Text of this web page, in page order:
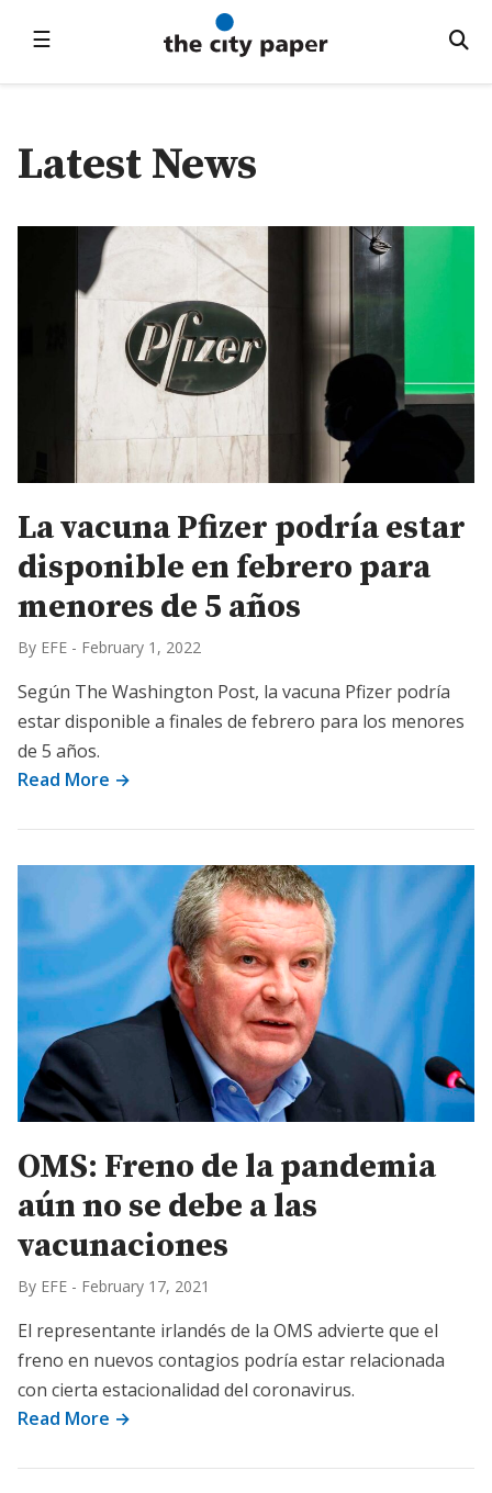
☰
Latest News
La vacuna Pfizer podría estar
disponible en febrero para
menores de 5 años
By EFE - February 1, 2022
Según The Washington Post, la vacuna Pfizer podría
estar disponible a finales de febrero para los menores
de 5 años.
Read More →
OMS: Freno de la pandemia
aún no se debe a las
vacunaciones
By EFE - February 17, 2021
El representante irlandés de la OMS advierte que el
freno en nuevos contagios podría estar relacionada
con cierta estacionalidad del coronavirus.
Read More →